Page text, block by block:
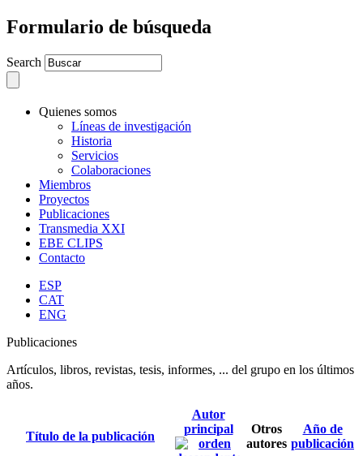
Formulario de búsqueda
Search
Quienes somos
Líneas de investigación
Historia
Servicios
Colaboraciones
Miembros
Proyectos
Publicaciones
Transmedia XXI
EBE CLIPS
Contacto
ESP
CAT
ENG
Publicaciones
Artículos, libros, revistas, tesis, informes, ... del grupo en los últimos
años.
Título de la publicación
Autor
principal
Otros
autores
Año de
publicación